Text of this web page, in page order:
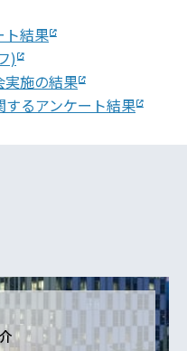
ト結果
)
実施の結果
るアンケート結果